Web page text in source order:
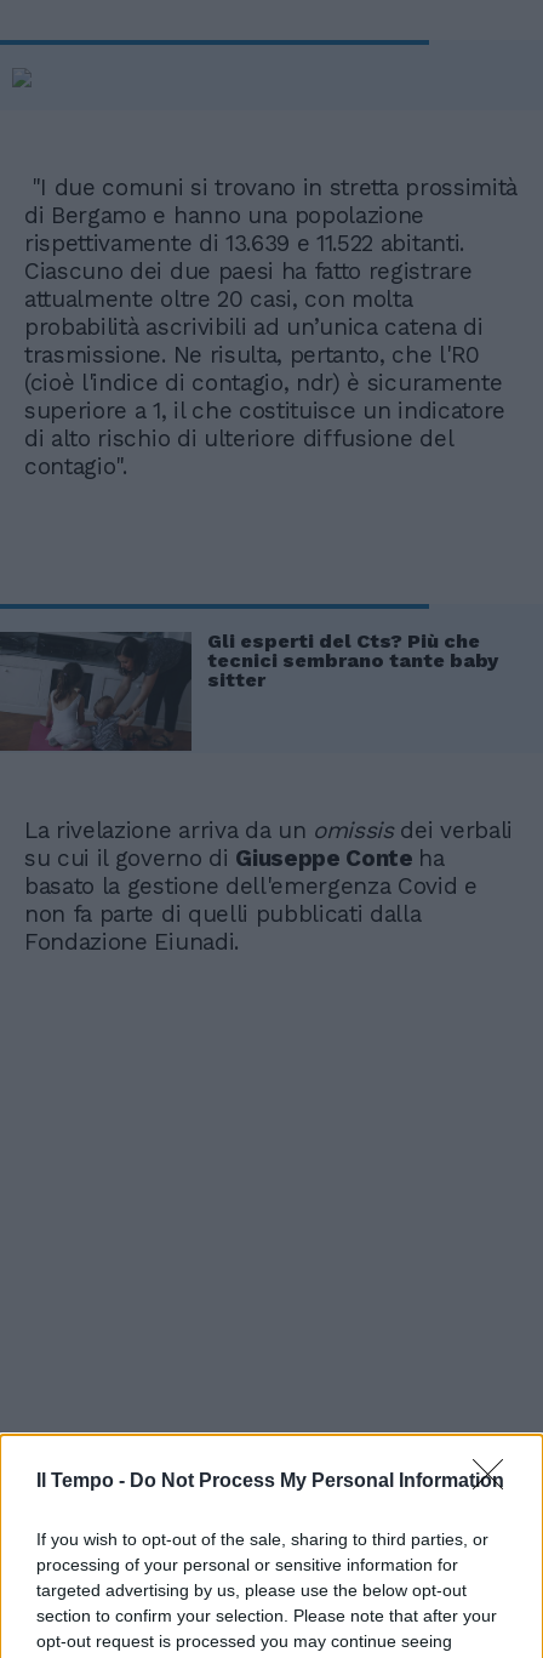
Il Tempo - Do Not Process My Personal Information
If you wish to opt-out of the sale, sharing to third parties, or
processing of your personal or sensitive information for
targeted advertising by us, please use the below opt-out
section to confirm your selection. Please note that after your
opt-out request is processed you may continue seeing
"I due comuni si trovano in stretta prossimità
di Bergamo e hanno una popolazione
rispettivamente di 13.639 e 11.522 abitanti.
Ciascuno dei due paesi ha fatto registrare
attualmente oltre 20 casi, con molta
probabilità ascrivibili ad un’unica catena di
trasmissione. Ne risulta, pertanto, che l'R0
(cioè l'indice di contagio, ndr) è sicuramente
superiore a 1, il che costituisce un indicatore
di alto rischio di ulteriore diffusione del
contagio".
Gli esperti del Cts? Più che
tecnici sembrano tante baby
sitter
La rivelazione arriva da un omissisdei verbali
su cui il governo di Giuseppe Conte ha
basato la gestione dell'emergenza Covid e
non fa parte di quelli pubblicati dalla
Fondazione Eiunadi.